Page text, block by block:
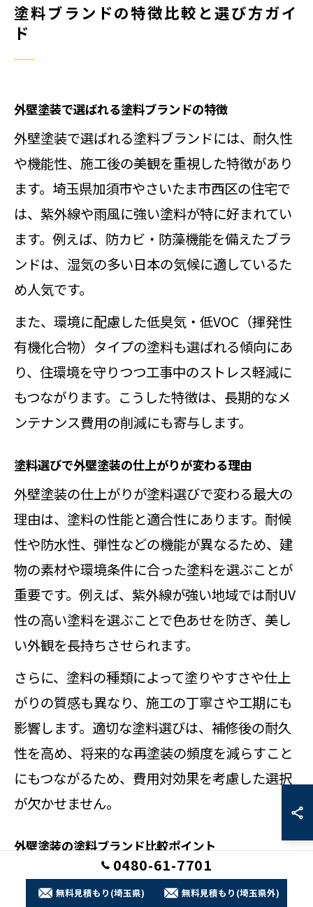
塗料ブランドの特徴比較と選び方ガイ
ド
外壁塗装で選ばれる塗料ブランドの特徴
外壁塗装で選ばれる塗料ブランドには、耐久性
や機能性、施工後の美観を重視した特徴があり
ます。埼玉県加須市やさいたま市西区の住宅で
は、紫外線や雨風に強い塗料が特に好まれてい
ます。例えば、防カビ・防藻機能を備えたブラ
ンドは、湿気の多い日本の気候に適しているた
め人気です。
また、環境に配慮した低臭気・低VOC（揮発性
有機化合物）タイプの塗料も選ばれる傾向にあ
り、住環境を守りつつ工事中のストレス軽減に
もつながります。こうした特徴は、長期的なメ
ンテナンス費用の削減にも寄与します。
塗料選びで外壁塗装の仕上がりが変わる理由
外壁塗装の仕上がりが塗料選びで変わる最大の
理由は、塗料の性能と適合性にあります。耐候
性や防水性、弾性などの機能が異なるため、建
物の素材や環境条件に合った塗料を選ぶことが
重要です。例えば、紫外線が強い地域では耐UV
性の高い塗料を選ぶことで色あせを防ぎ、美し
い外観を長持ちさせられます。
さらに、塗料の種類によって塗りやすさや仕上
がりの質感も異なり、施工の丁寧さや工期にも
影響します。適切な塗料選びは、補修後の耐久
性を高め、将来的な再塗装の頻度を減らすこと
にもつながるため、費用対効果を考慮した選択
が欠かせません。
外壁塗装の塗料ブランド比較ポイント
外壁塗装の塗料ブランドを比較する際は、耐用
年数、価格、機能性、保証内容の4つのポイン
0480-61-7701
無料見積もり(埼玉県) 無料見積もり(埼玉県外)